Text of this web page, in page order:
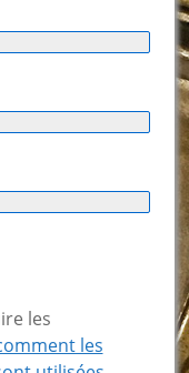
les
les